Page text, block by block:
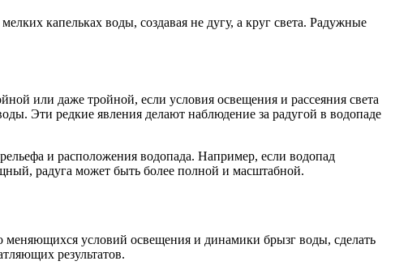
капельках воды, создавая не дугу, а круг света. Радужные
или даже тройной, если условия освещения и рассеяния света
Эти редкие явления делают наблюдение за радугой в водопаде
и расположения водопада. Например, если водопад
радуга может быть более полной и масштабной.
меняющихся условий освещения и динамики брызг воды, сделать
результатов.